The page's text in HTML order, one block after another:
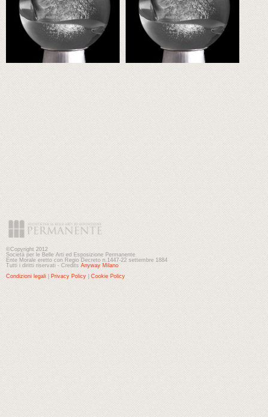
©Copyright 2012
Società per le Belle Arti ed Esposizione Permanente
Ente Morale eretto con Regio Decreto n.1447-22 settembre 1884
Tutti i diritti riservati - Credits Anyway Milano
Condizioni legali
Privacy Policy Cookie Policy